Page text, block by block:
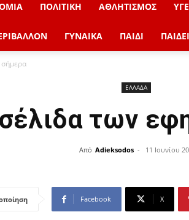
ΠΟΛΙΤΙΚΗ ΑΘΛΗΤΙΣΜΟΣ
ΓΥΝΑΙΚΑ ΠΑΙΔΙ
ΕΛΛΑΔΑ
των
Από Adieksodos - 11 Ιουνίου
Facebook X